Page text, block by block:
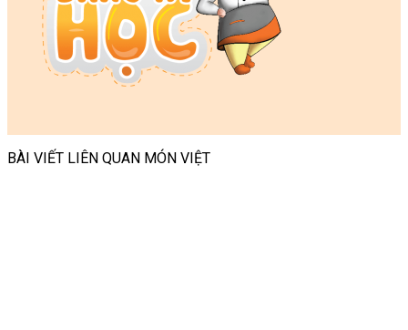
BÀI VIẾT LIÊN QUAN MÓN VIỆT